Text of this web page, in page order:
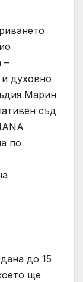
–
духовно
Марин
съд
по
до 15
ще